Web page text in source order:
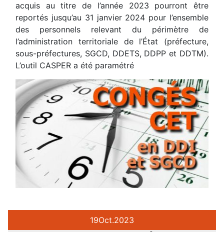
acquis au titre de l’année 2023 pourront être
reportés jusqu’au 31 janvier 2024 pour l’ensemble
des personnels relevant du périmètre de
l’administration territoriale de l’État (préfecture,
sous-préfectures, SGCD, DDETS, DDPP et DDTM).
L’outil CASPER a été paramétré
19Oct.2023